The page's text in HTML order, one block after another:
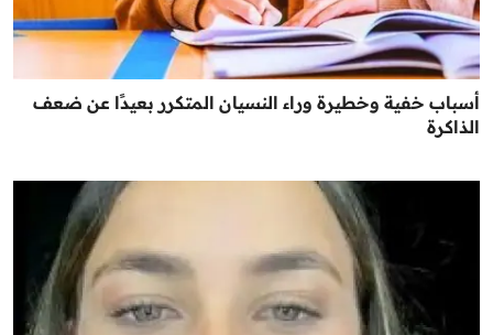
أسباب خفية وخطيرة وراء النسيان المتكرر بعيدًا عن ضعف
الذاكرة